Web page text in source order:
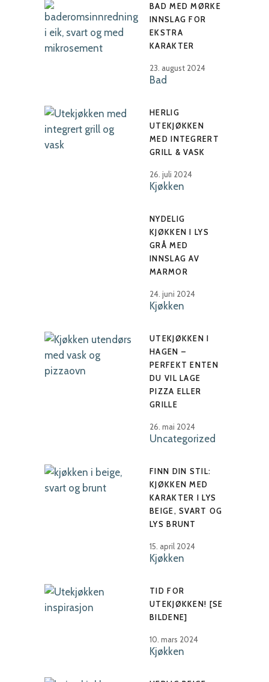
BAD MED MØRKE
INNSLAG FOR
EKSTRA
KARAKTER
23. august 2024
Bad
HERLIG
UTEKJØKKEN
MED INTEGRERT
GRILL & VASK
26. juli 2024
Kjøkken
NYDELIG
KJØKKEN I LYS
GRÅ MED
INNSLAG AV
MARMOR
24. juni 2024
Kjøkken
UTEKJØKKEN I
HAGEN –
PERFEKT ENTEN
DU VIL LAGE
PIZZA ELLER
GRILLE
26. mai 2024
Uncategorized
FINN DIN STIL:
KJØKKEN MED
KARAKTER I LYS
BEIGE, SVART OG
LYS BRUNT
15. april 2024
Kjøkken
TID FOR
UTEKJØKKEN! [SE
BILDENE]
10. mars 2024
Kjøkken